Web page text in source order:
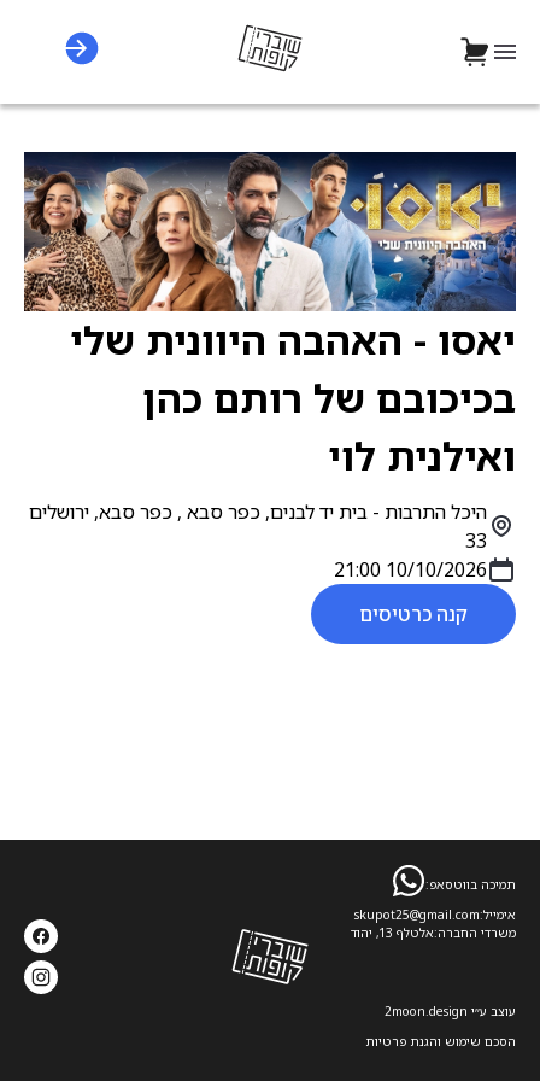
יאסו - האהבה היוונית שלי
בכיכובם של רותם כהן
ואילנית לוי
10/10/2026 21:00
היכל התרבות - בית יד לבנים, כפר סבא , כפר סבא, ירושלים
33
קנה כרטיסים
תמיכה בווטסאפ:
skupot25@gmail.comאימייל:
אלטלף 13, יהודמשרדי החברה:
עוצב ע׳׳י 2moon.design
הסכם שימוש והגנת פרטיות